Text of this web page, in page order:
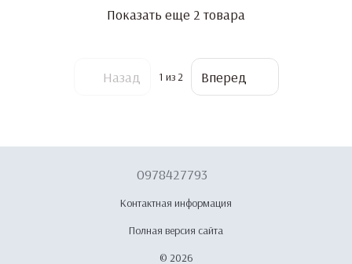
Показать еще 2 товара
Назад 1 из 2 Вперед
0978427793
Контактная информация
Полная версия сайта
© 2026